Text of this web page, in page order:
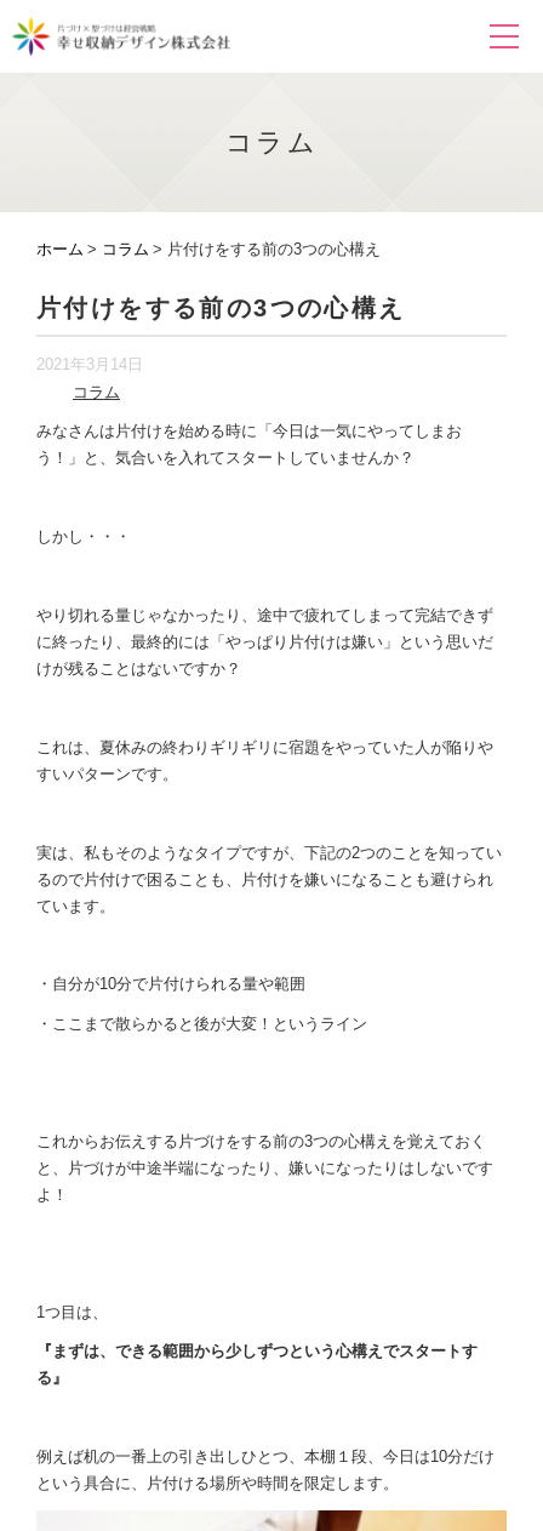
コラム
ホーム コラム 片付けをする前の3つの心構え
片付けをする前の3つの心構え
2021年3月14日
コラム
みなさんは片付けを始める時に「今日は一気にやってしまお
う！」と、気合いを入れてスタートしていませんか？
しかし・・・
やり切れる量じゃなかったり、途中で疲れてしまって完結できず
に終ったり、最終的には「やっぱり片付けは嫌い」という思いだ
けが残ることはないですか？
これは、夏休みの終わりギリギリに宿題をやっていた人が陥りや
すいパターンです。
実は、私もそのようなタイプですが、下記の2つのことを知ってい
るので片付けで困ることも、片付けを嫌いになることも避けられ
ています。
・自分が10分で片付けられる量や範囲
・ここまで散らかると後が大変！というライン
これからお伝えする片づけをする前の3つの心構えを覚えておく
と、片づけが中途半端になったり、嫌いになったりはしないです
よ！
1つ目は、
『まずは、できる範囲から少しずつという心構えでスタートす
る』
例えば机の一番上の引き出しひとつ、本棚１段、今日は10分だけ
という具合に、片付ける場所や時間を限定します。